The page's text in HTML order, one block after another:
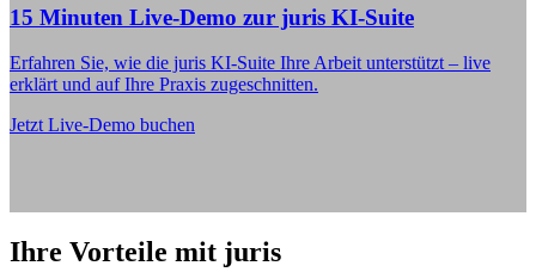
15 Minuten Live-Demo zur juris KI-Suite
Erfahren Sie, wie die juris KI-Suite Ihre Arbeit unterstützt – live
erklärt und auf Ihre Praxis zugeschnitten.
Jetzt Live-Demo buchen
Ihre Vorteile mit juris